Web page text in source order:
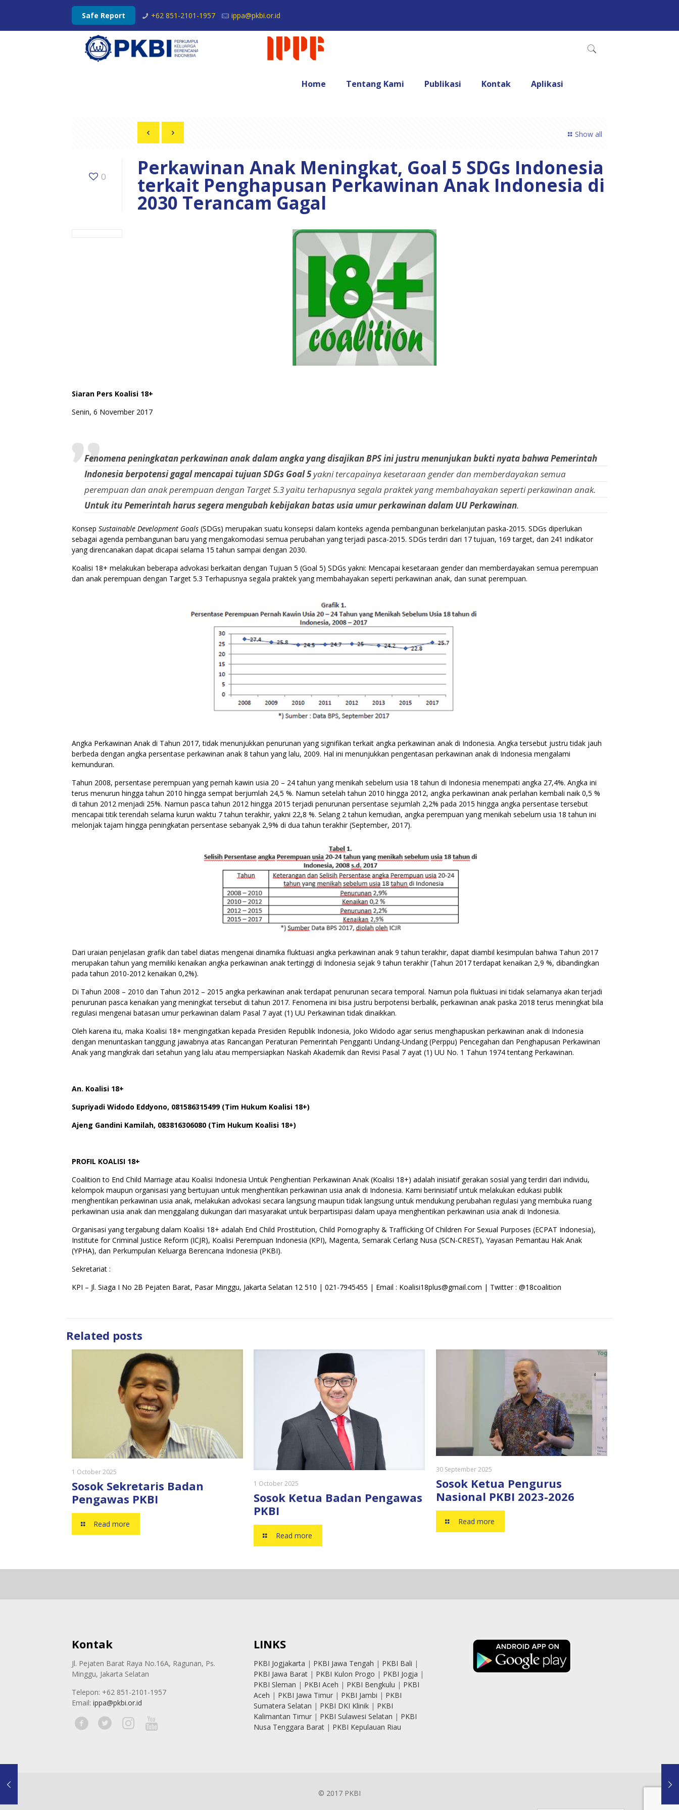
Safe Report +62 851-2101-1957 ippa@pkbi.or.id
Home Tentang Kami Publikasi Kontak Aplikasi
Show all
0 Perkawinan Anak Meningkat, Goal 5 SDGs Indonesia
terkait Penghapusan Perkawinan Anak Indonesia di
2030 Terancam Gagal
Siaran Pers Koalisi 18+
Senin, 6 November 2017
Fenomena peningkatan perkawinan anak dalam angka yang disajikan BPS ini justru menunjukan bukti nyata bahwa Pemerintah
Indonesia berpotensi gagal mencapai tujuan SDGs Goal 5yaknitercapainya kesetaraan gender dan memberdayakan semua
perempuan dan anakperempuan dengan Target 5.3 yaitu terhapusnya segala praktek yang membahayakan seperti perkawinan anak.
Untuk itu Pemerintah harus segera mengubah kebijakan batas usia umur perkawinan dalam UU Perkawinan.
Konsep Sustainable Development Goals(SDGs) merupakan suatu konsepsi dalam konteks agenda pembangunan berkelanjutan paska-2015. SDGs diperlukan
sebagai agenda pembangunan baru yang mengakomodasi semua perubahan yang terjadi pasca-2015. SDGs terdiri dari 17 tujuan, 169 target, dan 241 indikator
yang direncanakan dapat dicapai selama 15 tahun sampai dengan 2030.
Koalisi 18+ melakukan beberapa advokasi berkaitan dengan Tujuan 5 (Goal 5) SDGs yakni: Mencapai kesetaraan gender dan memberdayakan semua perempuan
dan anak perempuan dengan Target 5.3 Terhapusnya segala praktek yang membahayakan seperti perkawinan anak, dan sunat perempuan.
Angka Perkawinan Anak di Tahun 2017, tidak menunjukkan penurunan yang signifikan terkait angka perkawinan anak di Indonesia. Angka tersebut justru tidak jauh
berbeda dengan angka persentase perkawinan anak 8 tahun yang lalu, 2009. Hal ini menunjukkan pengentasan perkawinan anak di Indonesia mengalami
kemunduran.
Tahun 2008, persentase perempuan yang pernah kawin usia 20 – 24 tahun yang menikah sebelum usia 18 tahun di Indonesia menempati angka 27,4%. Angka ini
terus menurun hingga tahun 2010 hingga sempat berjumlah 24,5 %. Namun setelah tahun 2010 hingga 2012, angka perkawinan anak perlahan kembali naik 0,5 %
di tahun 2012 menjadi 25%. Namun pasca tahun 2012 hingga 2015 terjadi penurunan persentase sejumlah 2,2% pada 2015 hingga angka persentase tersebut
mencapai titik terendah selama kurun waktu 7 tahun terakhir, yakni 22,8 %. Selang 2 tahun kemudian, angka perempuan yang menikah sebelum usia 18 tahun ini
melonjak tajam hingga peningkatan persentase sebanyak 2,9% di dua tahun terakhir (September, 2017).
Dari uraian penjelasan grafik dan tabel diatas mengenai dinamika fluktuasi angka perkawinan anak 9 tahun terakhir, dapat diambil kesimpulan bahwa Tahun 2017
merupakan tahun yang memiliki kenaikan angka perkawinan anak tertinggi di Indonesia sejak 9 tahun terakhir (Tahun 2017 terdapat kenaikan 2,9 %, dibandingkan
pada tahun 2010-2012 kenaikan 0,2%).
Di Tahun 2008 – 2010 dan Tahun 2012 – 2015 angka perkawinan anak terdapat penurunan secara temporal. Namun pola fluktuasi ini tidak selamanya akan terjadi
penurunan pasca kenaikan yang meningkat tersebut di tahun 2017. Fenomena ini bisa justru berpotensi berbalik, perkawinan anak paska 2018 terus meningkat bila
regulasi mengenai batasan umur perkawinan dalam Pasal 7 ayat (1) UU Perkawinan tidak dinaikkan.
Oleh karena itu, maka Koalisi 18+ mengingatkan kepada Presiden Republik Indonesia, Joko Widodo agar serius menghapuskan perkawinan anak di Indonesia
dengan menuntaskan tanggung jawabnya atas Rancangan Peraturan Pemerintah Pengganti Undang-Undang (Perppu) Pencegahan dan Penghapusan Perkawinan
Anak yang mangkrak dari setahun yang lalu atau mempersiapkan Naskah Akademik dan Revisi Pasal 7 ayat (1) UU No. 1 Tahun 1974 tentang Perkawinan.
An. Koalisi 18+
Supriyadi Widodo Eddyono, 081586315499 (Tim Hukum Koalisi 18+)
Ajeng Gandini Kamilah, 083816306080 (Tim Hukum Koalisi 18+)
PROFIL KOALISI 18+
Coalition to End Child Marriage atau Koalisi Indonesia Untuk Penghentian Perkawinan Anak (Koalisi 18+) adalah inisiatif gerakan sosial yang terdiri dari individu,
kelompok maupun organisasi yang bertujuan untuk menghentikan perkawinan usia anak di Indonesia. Kami berinisiatif untuk melakukan edukasi publik
menghentikan perkawinan usia anak, melakukan advokasi secara langsung maupun tidak langsung untuk mendukung perubahan regulasi yang membuka ruang
perkawinan usia anak dan menggalang dukungan dari masyarakat untuk berpartisipasi dalam upaya menghentikan perkawinan usia anak di Indonesia.
Organisasi yang tergabung dalam Koalisi 18+ adalah End Child Prostitution, Child Pornography & Trafficking Of Children For Sexual Purposes (ECPAT Indonesia),
Institute for Criminal Justice Reform (ICJR), Koalisi Perempuan Indonesia (KPI), Magenta, Semarak Cerlang Nusa (SCN-CREST), Yayasan Pemantau Hak Anak
(YPHA), dan Perkumpulan Keluarga Berencana Indonesia (PKBI).
Sekretariat :
KPI – Jl. Siaga I No 2B Pejaten Barat, Pasar Minggu, Jakarta Selatan 12 510 | 021-7945455 | Email : Koalisi18plus@gmail.com | Twitter : @18coalition
Related posts
1 October 2025
Sosok Sekretaris Badan
Pengawas PKBI
Read more
1 October 2025
Sosok Ketua Badan Pengawas
PKBI
Read more
30 September 2025
Sosok Ketua Pengurus
Nasional PKBI 2023-2026
Read more
Kontak
Jl. Pejaten Barat Raya No.16A, Ragunan, Ps.
Minggu, Jakarta Selatan
Telepon: +62 851-2101-1957
Email: ippa@pkbi.or.id
LINKS
PKBI Jogjakarta | PKBI Jawa Tengah | PKBI Bali |
PKBI Jawa Barat | PKBI Kulon Progo | PKBI Jogja |
PKBI Sleman | PKBI Aceh | PKBI Bengkulu | PKBI
Aceh | PKBI Jawa Timur | PKBI Jambi | PKBI
Sumatera Selatan | PKBI DKI Klinik | PKBI
Kalimantan Timur | PKBI Sulawesi Selatan | PKBI
Nusa Tenggara Barat | PKBI Kepulauan Riau
© 2017 PKBI